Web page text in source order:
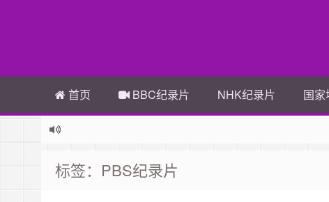
首页 BBC纪录片 NHK纪录片 国家
标签：PBS纪录片